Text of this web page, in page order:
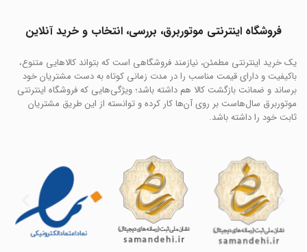
فروشگاه اینترنتی موتوربرق، بررسی، انتخاب و خرید آنلاین
یک خرید اینترنتی مطمئن، نیازمند فروشگاهی است که بتواند کالاهایی متنوع،
باکیفیت و دارای قیمت مناسب را در مدت زمانی کوتاه به دست مشتریان خود
برساند و ضمانت بازگشت کالا هم داشته باشد؛ ویژگی‌هایی که فروشگاه اینترنتی
موتوربرق سال‌هاست بر روی آن‌ها کار کرده و توانسته از این طریق مشتریان
ثابت خود را داشته باشد.